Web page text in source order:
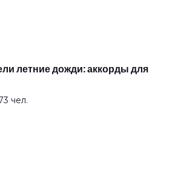
летние дожди: аккорды для
чел.